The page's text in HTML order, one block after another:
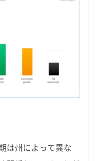
は州によって異な